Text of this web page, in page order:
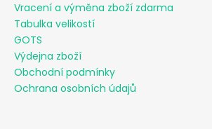
Vracení a výměna zboží zdarma
Tabulka velikostí
GOTS
Výdejna zboží
Obchodní podmínky
Ochrana osobních údajů